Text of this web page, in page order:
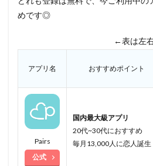
めです◎
←表は左
アプリ名 おすすめポイント
Pairs
公式
国内最大級アプリ
20代~30代におすすめ
毎月13,000人に恋人誕生